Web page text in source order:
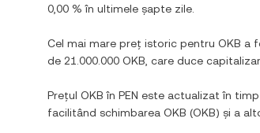
0,00 % în ultimele șapte zile.
Cel mai mare preț istoric pentru OKB a
de 21.000.000 OKB , care duce
Prețul OKB în PEN este actualizat în timp
facilitând schimbarea OKB (OKB) și a